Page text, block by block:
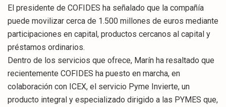
El presidente de COFIDES ha señalado que la compañía
puede movilizar cerca de 1.500 millones de euros mediante
participaciones en capital, productos cercanos al capital y
préstamos ordinarios.
Dentro de los servicios que ofrece, Marín ha resaltado que
recientemente COFIDES ha puesto en marcha, en
colaboración con ICEX, el servicio Pyme Invierte, un
producto integral y especializado dirigido a las PYMES que,